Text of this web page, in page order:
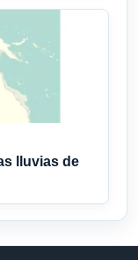
lluvias de